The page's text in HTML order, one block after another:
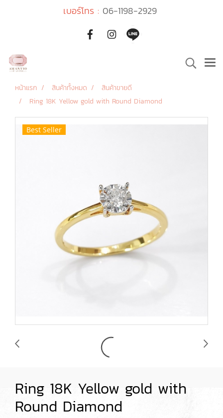
เบอร์โทร : 06-1198-2929
หน้าแรก สินค้าทั้งหมด
สินค้าขายดี
Ring 18K Yellow gold with Round Diamond
Best Seller
Ring 18K Yellow gold with
Round Diamond